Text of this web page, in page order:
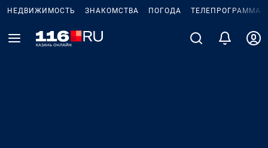
НЕДВИЖИМОСТЬ ЗНАКОМСТВА ПОГОДА ТЕЛЕПРОГРАММА